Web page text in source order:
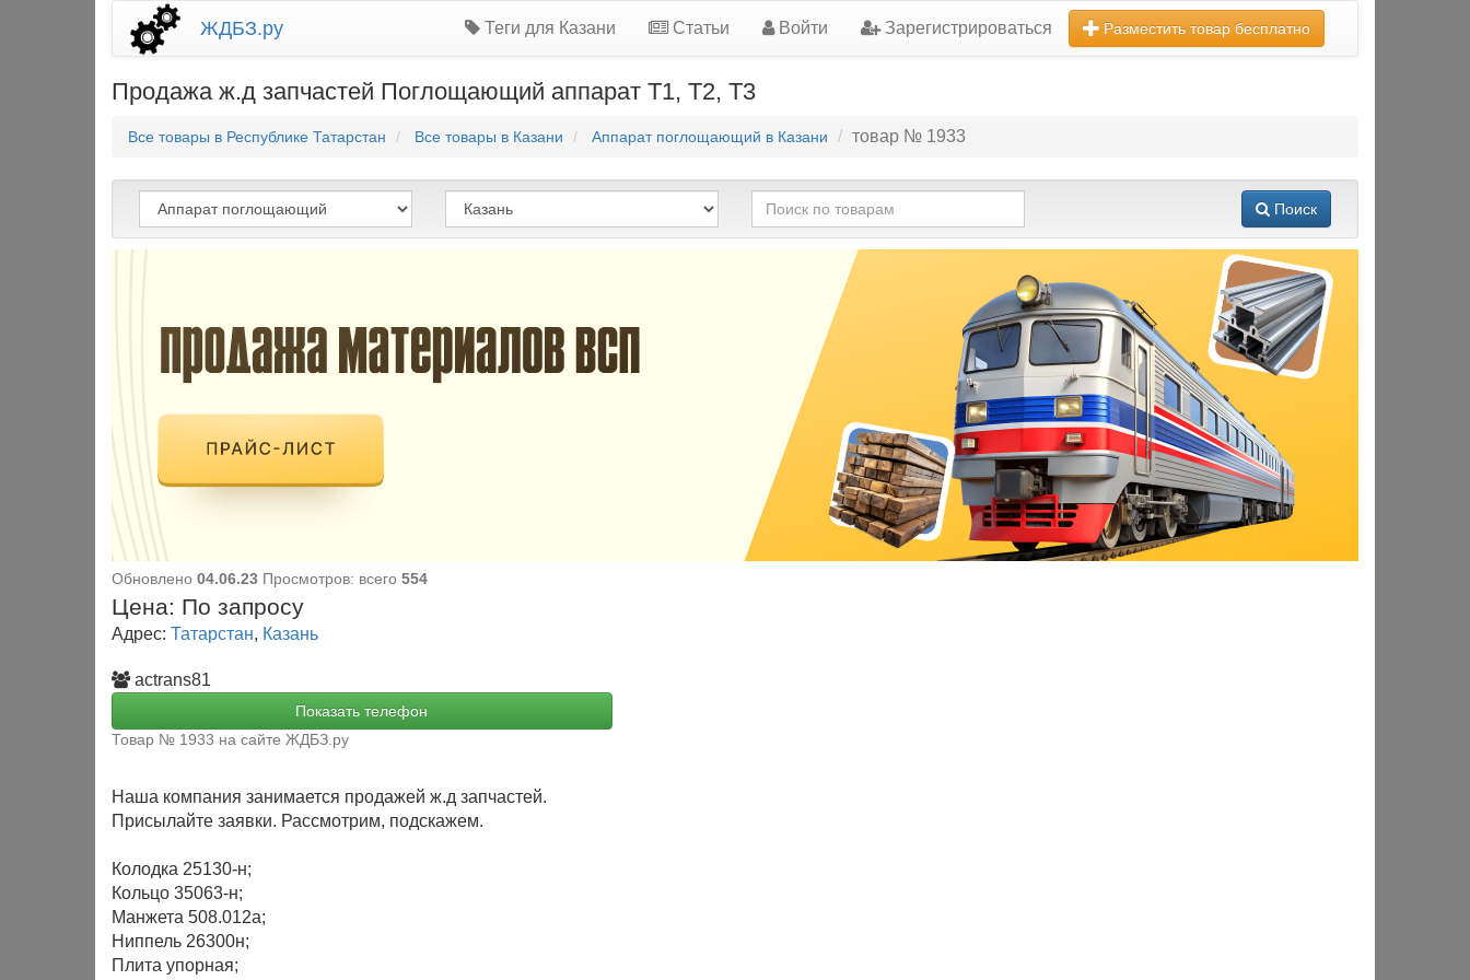
ЖДБЗ.ру Теги для Казани Статьи Войти Зарегистрироваться Разместить товар бесплатно
Продажа ж.д запчастей Поглощающий аппарат Т1, Т2, Т3
Все товары в Республике Татарстан Все товары в Казани Аппарат поглощающий в Казани товар № 1933
Поиск
Обновлено 04.06.23 Просмотров: всего 554
Цена: По запросу
Адрес: Татарстан, Казань
actrans81
Показать телефон
Товар № 1933 на сайте ЖДБЗ.ру
Наша компания занимается продажей ж.д запчастей.
Присылайте заявки. Рассмотрим, подскажем.
Колодка 25130-н;
Кольцо 35063-н;
Манжета 508.012а;
Ниппель 26300н;
Плита упорная;